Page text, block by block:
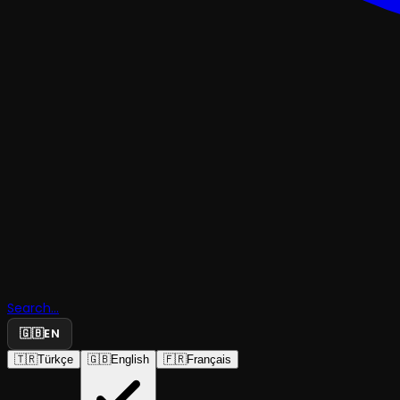
Search...
🇬🇧EN
🇹🇷Türkçe 🇬🇧English 🇫🇷Français
Thackray